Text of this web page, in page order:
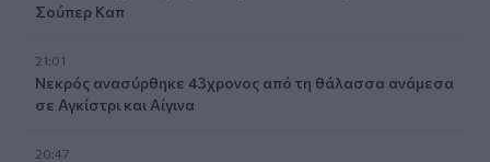
Σούπερ Καπ
21:01
Νεκρός ανασύρθηκε 43χρονος από τη θάλασσα ανάμεσα
σε Αγκίστρι και Αίγινα
20:47